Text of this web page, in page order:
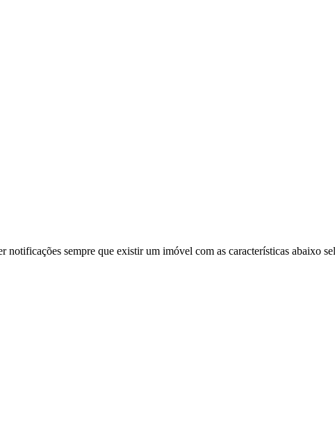
notificações sempre que existir um imóvel com as características abaixo